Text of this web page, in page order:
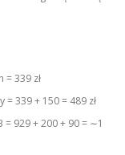
= 339 zł
339 + 150 = 489 zł
929 + 200 + 90 = ∼1